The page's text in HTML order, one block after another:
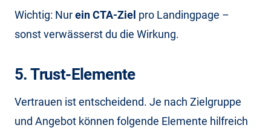
Wichtig: Nurein CTA-Ziel pro Landingpage –
sonst verwässerst du die Wirkung.
5. Trust-Elemente
Vertrauen ist entscheidend. Je nach Zielgruppe
und Angebot können folgende Elemente hilfreich